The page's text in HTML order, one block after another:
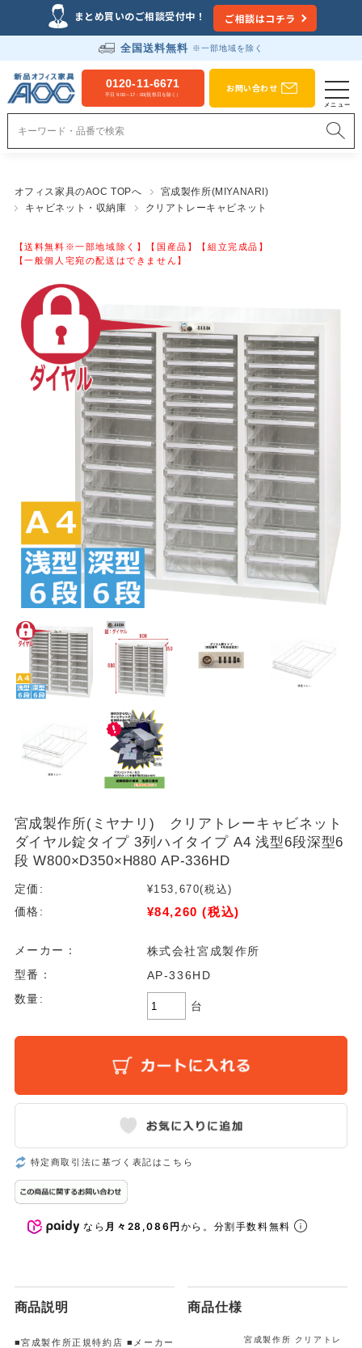
まとめ買いのご相談受付中！ ご相談はコチラ
全国送料無料 ※一部地域を除く
0120-11-6671
平日 9:00～17：00(祝祭日を除く）
お問い合わせ
オフィス家具のAOC TOPへ
宮成製作所(MIYANARI)
キャビネット・収納庫
クリアトレーキャビネット
【送料無料※一部地域除く】【国産品】【組立完成品】
【一般個人宅宛の配送はできません】
宮成製作所(ミヤナリ) クリアトレーキャビネット
ダイヤル錠タイプ 3列ハイタイプ A4 浅型6段深型6
段 W800×D350×H880 AP-336HD
定価: ¥153,670(税込)
価格:
¥84,260 (税込)
メーカー：
株式会社宮成製作所
型番：
AP-336HD
数量:
台
特定商取引法に基づく表記はこちら
なら 月々28,086円から。分割手数料無料
商品説明
■宮成製作所正規特約店 ■メーカー
商品仕様
宮成製作所 クリアトレ